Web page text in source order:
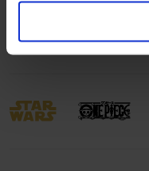
Språk
Leverandørstatus